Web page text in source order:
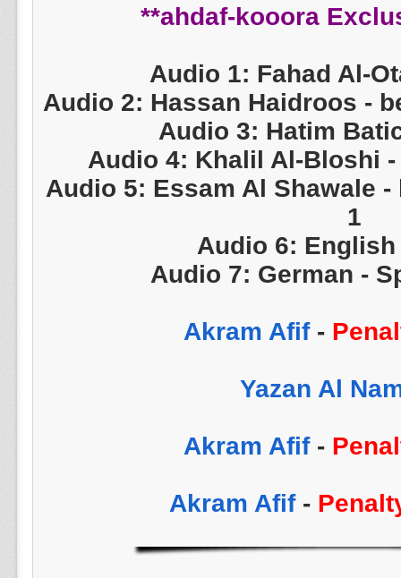
Audio 1: Fahad Al-
Audio 2: Hassan Haidroos -
Audio 3: Hatim
Audio 4: Khalil Al-Bloshi
Audio 5: Essam Al Shawale -
1
Audio 6: English
Audio 7: German -
-
-
-